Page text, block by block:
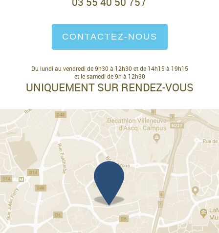
/
CONTACTEZ-NOUS
Du lundi au vendredi de 9h30 à 12h30 et de 14h15 à 19h15
et le samedi de 9h à 12h30
UNIQUEMENT SUR RENDEZ-VOUS